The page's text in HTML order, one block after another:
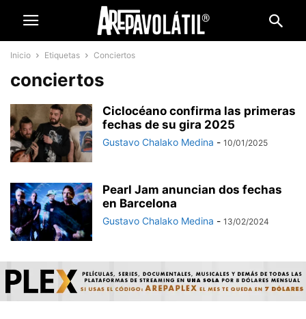
Inicio Etiquetas Conciertos
conciertos
Ciclocéano confirma las primeras
fechas de su gira 2025
Gustavo Chalako Medina - 10/01/2025
Pearl Jam anuncian dos fechas
en Barcelona
Gustavo Chalako Medina - 13/02/2024